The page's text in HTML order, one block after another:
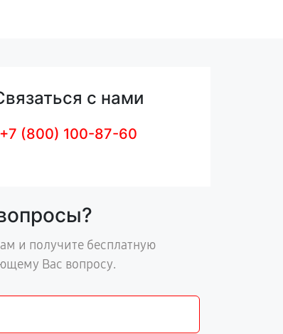
с нами
+7 (800) 100-87-60
и получите бесплатную
Вас вопросу.